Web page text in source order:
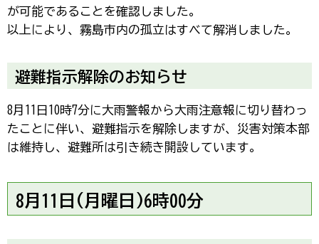
が可能であることを確認しました。
以上により、霧島市内の孤立はすべて解消しました。
避難指示解除のお知らせ
8月11日10時7分に大雨警報から大雨注意報に切り替わっ
たことに伴い、避難指示を解除しますが、災害対策本部
は維持し、避難所は引き続き開設しています。
8月11日(月曜日)6時00分